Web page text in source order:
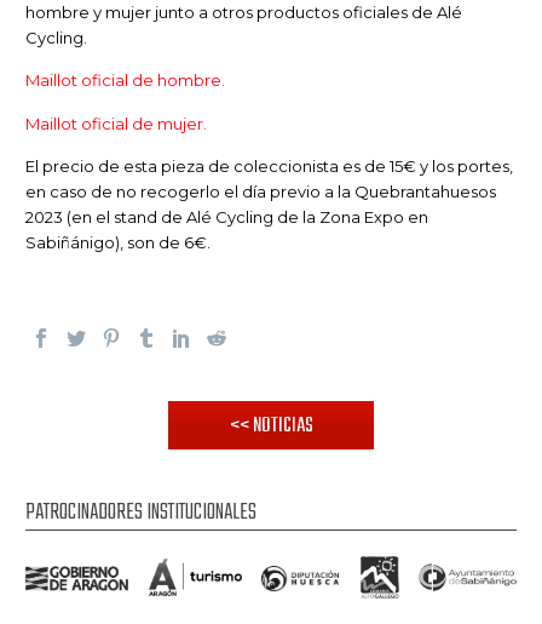
hombre y mujer junto a otros productos oficiales de Alé
Cycling.
Maillot oficial de hombre.
Maillot oficial de mujer.
El precio de esta pieza de coleccionista es de 15€ y los portes,
en caso de no recogerlo el día previo a la Quebrantahuesos
2023 (en el stand de Alé Cycling de la Zona Expo en
Sabiñánigo), son de 6€.
<< NOTICIAS
PATROCINADORES INSTITUCIONALES